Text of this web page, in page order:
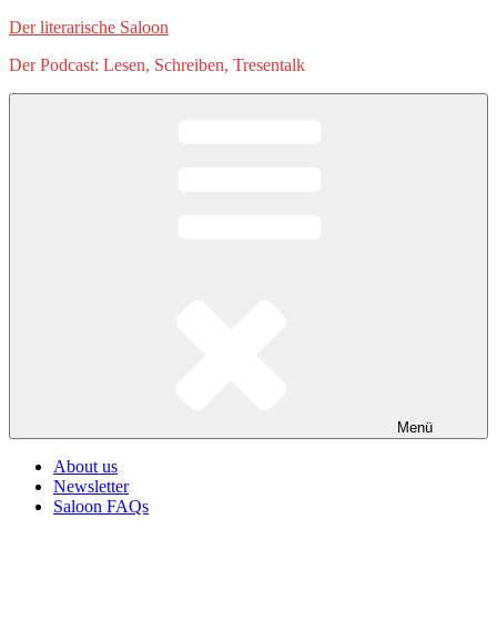
Zum
springen
Der literarische Saloon
Der Podcast: Lesen, Schreiben, Tresentalk
Menü
About us
Newsletter
Saloon FAQs